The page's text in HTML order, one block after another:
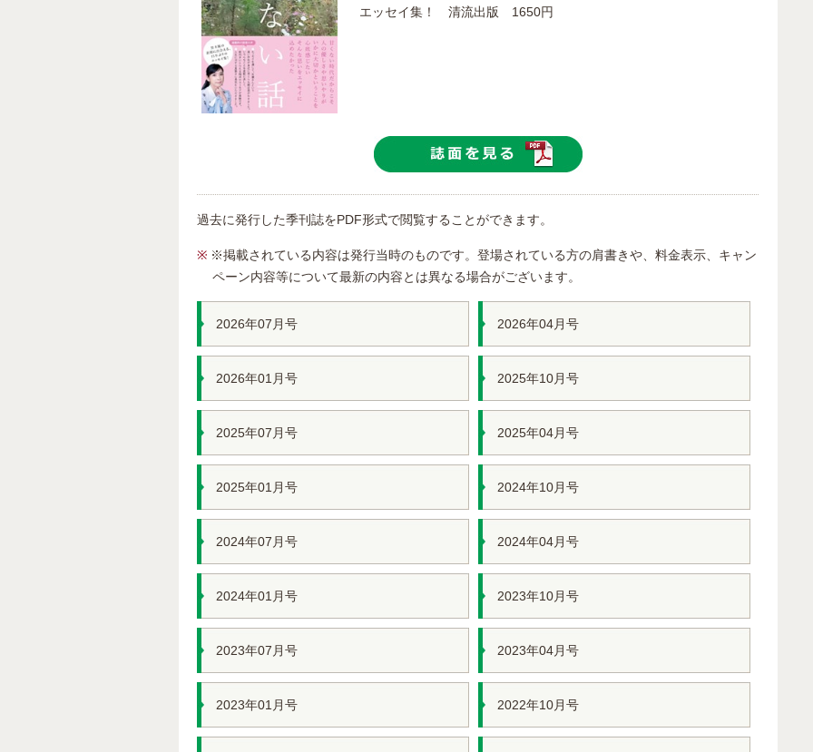
エッセイ集！ 清流出版 1650円
過去に発行した季刊誌をPDF形式で閲覧することができます。
※掲載されている内容は発行当時のものです。登場されている方の肩書きや、料金表示、キャン
ペーン内容等について最新の内容とは異なる場合がございます。
2026年07月号 2026年04月号
2026年01月号 2025年10月号
2025年07月号 2025年04月号
2025年01月号 2024年10月号
2024年07月号 2024年04月号
2024年01月号 2023年10月号
2023年07月号 2023年04月号
2023年01月号 2022年10月号